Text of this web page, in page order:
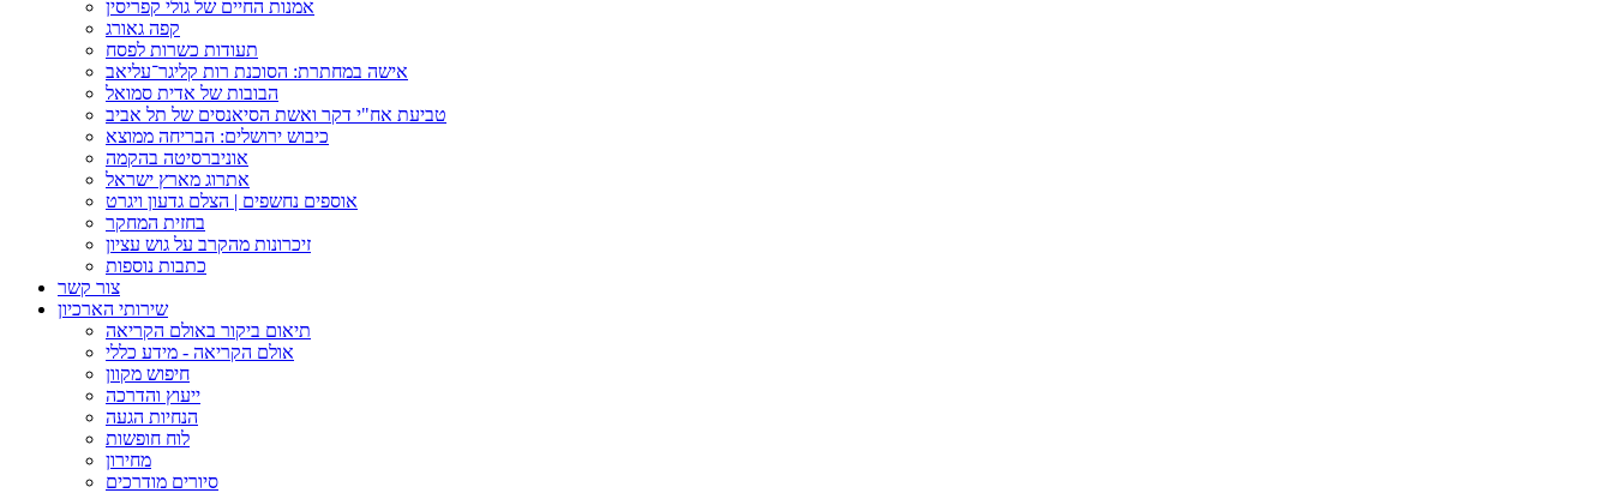
אמנות החיים של גולי קפריסין
קפה גאורג
תעודות כשרות לפסח
אישה במחתרת: הסוכנת רות קליגר־עליאב
הבובות של אדית סמואל
טביעת אח"י דקר ואשת הסיאנסים של תל אביב
כיבוש ירושלים: הבריחה ממוצא
אוניברסיטה בהקמה
אתרוג מארץ ישראל
אוספים נחשפים | הצלם גדעון ויגרט
בחזית המחקר
זיכרונות מהקרב על גוש עציון
כתבות נוספות
צור קשר
שירותי הארכיון
תיאום ביקור באולם הקריאה
אולם הקריאה - מידע כללי
חיפוש מקוון
ייעוץ והדרכה
הנחיות הגעה
לוח חופשות
מחירון
סיורים מודרכים